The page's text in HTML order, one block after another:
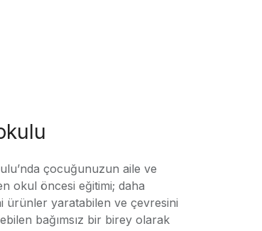
çocuğunuzun aile ve
okul öncesi eğitimi; daha
ürünler yaratabilen ve çevresini
bağımsız bir birey olarak